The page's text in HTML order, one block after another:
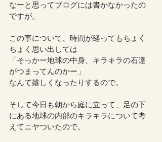
なーと思ってブログには書かなかったの
ですが。
この事について、時間が経ってもちょく
ちょく思い出しては
「そっかー地球の中身、キラキラの石達
がつまってんのかー」
なんて嬉しくなったりするので。
そして今日も朝から庭に立って、足の下
にある地球の内部のキラキラについて考
えてニヤついたので。